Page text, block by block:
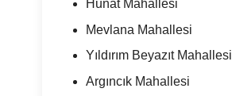
Hunat Mahallesi
Mevlana Mahallesi
Yıldırım Beyazıt Mahallesi
Argıncık Mahallesi